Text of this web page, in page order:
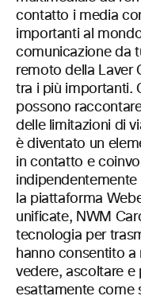
contatto i media
importanti al
comunicazione da
remoto della Laver
tra i più importanti.
possono
delle limitazioni di
è diventato un
in contatto e
la piattaforma
unificate, NWM
tecnologia per
hanno consentito a
vedere, ascoltare e
esattamente come